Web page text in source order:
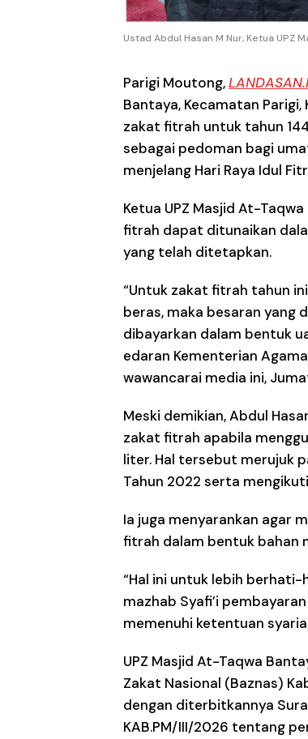
Ustad Abdul Hasan M Nur, Ketua UPZ
Parigi Moutong,
Bantaya, Kecamatan
zakat fitrah untuk tahun
sebagai pedoman bagi
menjelang Hari Raya Idul
Ketua UPZ Masjid At-
fitrah dapat ditunaikan
yang telah ditetapkan.
“Untuk zakat fitrah tahun
beras, maka besaran yang
dibayarkan dalam bentuk
edaran Kementerian
wawancarai media ini,
Meski demikian, Abdul
zakat fitrah apabila
liter. Hal tersebut merujuk
Tahun 2022 serta
Ia juga menyarankan agar
fitrah dalam bentuk bahan
“Hal ini untuk lebih
mazhab Syafi’i
memenuhi ketentuan
UPZ Masjid At-Taqwa
Zakat Nasional (Baznas)
dengan diterbitkannya
KAB.PM/III/2026 tentang